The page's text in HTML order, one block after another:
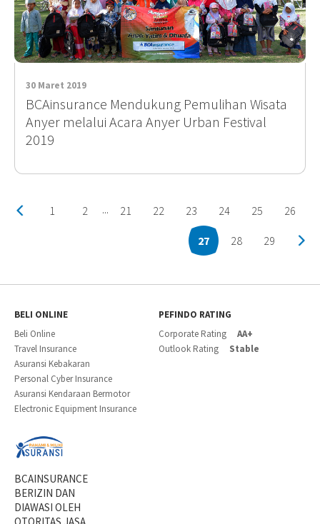
30 Maret 2019
BCAinsurance Mendukung Pemulihan Wisata
Anyer melalui Acara Anyer Urban Festival
2019
1 2 ... 21 22 23 24 25 26
27 28 29
BELI ONLINE
Beli Online
Travel Insurance
Asuransi Kebakaran
Personal Cyber Insurance
Asuransi Kendaraan Bermotor
Electronic Equipment Insurance
PEFINDO RATING
Corporate Rating AA+
Outlook Rating Stable
BCAINSURANCE
BERIZIN DAN
DIAWASI OLEH